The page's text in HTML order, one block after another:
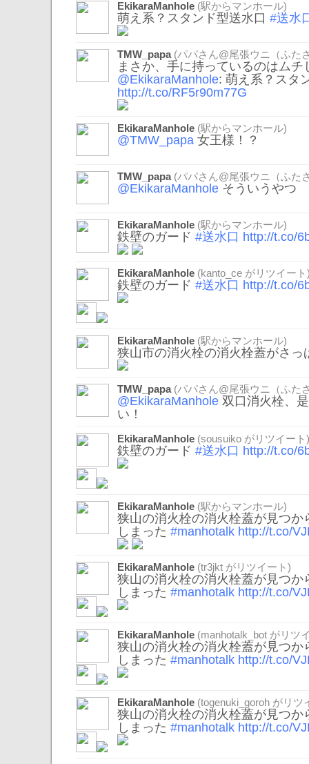
EkikaraManhole (駅からマンホール)
萌え系？スタンド型送水口 #送水
TMW_papa(パパさん@尾張ウニ（ふた
まさか、手に持っているのはムチ
@EkikaraManhole: 萌え系？スタ
http://t.co/RF5r90m77G
EkikaraManhole (駅からマンホール)
@TMW_papa 女王様！？
TMW_papa(パパさん@尾張ウニ（ふた
@EkikaraManhole そういうやつ
EkikaraManhole (駅からマンホール)
鉄壁のガード #送水口 http://t.co/
EkikaraManhole (kanto_ce がリツイート
鉄壁のガード #送水口 http://t.co/
EkikaraManhole (駅からマンホール)
狭山市の消火栓の消火栓蓋がさっ
TMW_papa(パパさん@尾張ウニ（ふた
@EkikaraManhole 双口消火栓、
い！
EkikaraManhole (sousuiko がリツイート)
鉄壁のガード #送水口 http://t.co/
EkikaraManhole (駅からマンホール)
狭山の消火栓の消火栓蓋が見つか
しまった #manhotalk http://t.co/
EkikaraManhole (tr3jkt がリツイート)
狭山の消火栓の消火栓蓋が見つか
しまった #manhotalk http://t.co/
EkikaraManhole (manhotalk_bot がリツ
狭山の消火栓の消火栓蓋が見つか
しまった #manhotalk http://t.co/
EkikaraManhole (togenuki_goroh がリツ
狭山の消火栓の消火栓蓋が見つか
しまった #manhotalk http://t.co/